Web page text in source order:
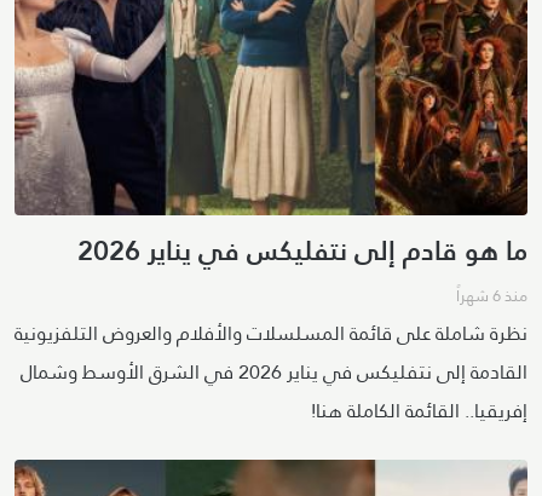
ما هو قادم إلى نتفليكس في يناير 2026
منذ 6 شهراً
نظرة شاملة على قائمة المسلسلات والأفلام والعروض التلفزيونية
القادمة إلى نتفليكس في يناير 2026 في الشرق الأوسط وشمال
إفريقيا.. القائمة الكاملة هنا!